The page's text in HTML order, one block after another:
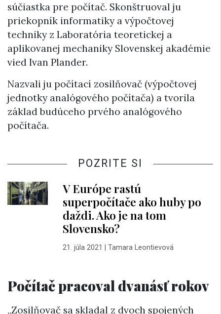
súčiastka pre počítač. Skonštruoval ju
priekopník informatiky a výpočtovej
techniky z Laboratória teoretickej a
aplikovanej mechaniky Slovenskej akadémie
vied Ivan Plander.
Nazvali ju počítací zosilňovač (výpočtovej
jednotky analógového počítača) a tvorila
základ budúceho prvého analógového
počítača.
POZRITE SI
V Európe rastú
superpočítače ako huby po
daždi. Ako je na tom
Slovensko?
21. júla 2021 Tamara Leontievová
Počítač pracoval dvanásť rokov
„Zosilňovač sa skladal z dvoch spojených